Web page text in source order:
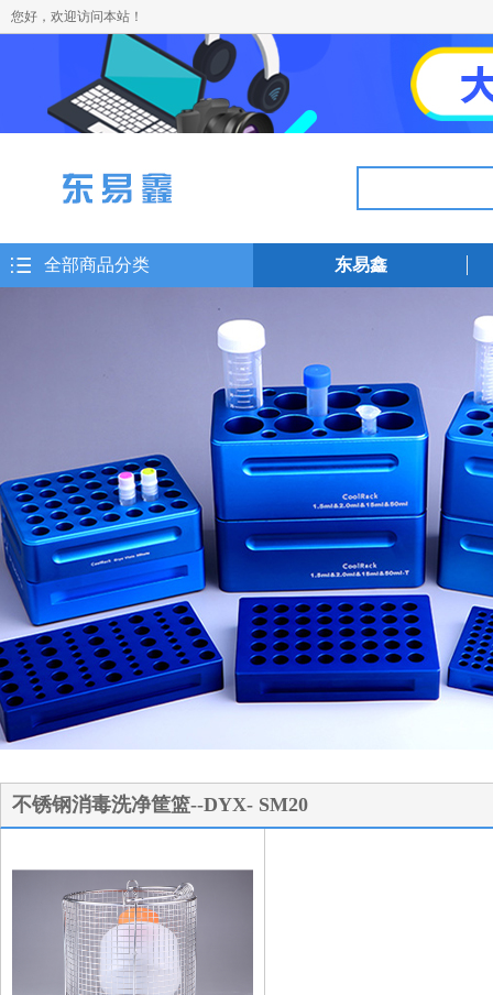
您好，欢迎访问本站！
全部商品分类 东易鑫
不锈钢消毒洗净筐篮--DYX- SM20